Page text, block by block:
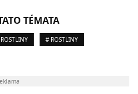
TÉMATA
# ROSTLINY